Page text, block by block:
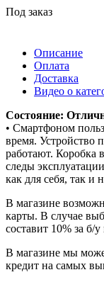
Под заказ
Описание
Оплата
Доставка
Видео о
Состояние:
• Смартфоном
время. Устройство
работают.
следы
как для себя, так и
В магазине
карты. В случае
составит 10% за б/
В магазине мы
кредит на самых